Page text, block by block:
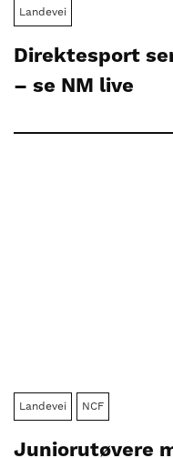
Landevei
Direktesport
– se NM live
Landevei NCF
Juniorutøvere